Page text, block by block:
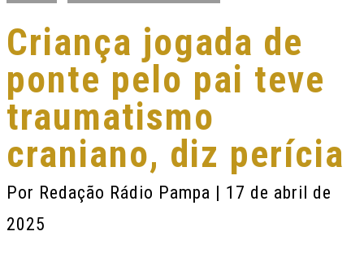
Criança jogada de
ponte pelo pai teve
traumatismo
craniano, diz perícia
Por Redação Rádio Pampa | 17 de abril de
2025